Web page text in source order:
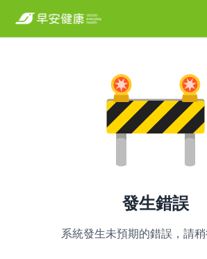
發生錯誤
系統發生未預期的錯誤，請稍